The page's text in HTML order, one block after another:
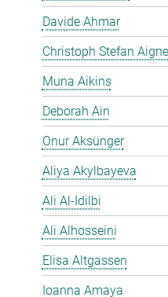
Davide Ahmar
Christoph Stefan
Muna Aikins
Deborah Ain
Onur Aksünger
Aliya Akylbayeva
Ali Al-Idilbi
Ali Alhosseini
Elisa Altgassen
Ioanna Amaya